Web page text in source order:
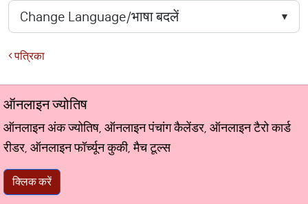
पत्रिका
ऑनलाइन ज्योतिष
ऑनलाइन अंक ज्योतिष, ऑनलाइन पंचांग कैलेंडर, ऑनलाइन टैरो कार्ड
रीडर, ऑनलाइन फॉर्च्यून कुकी, मैच टूल्स
क्लिक करें